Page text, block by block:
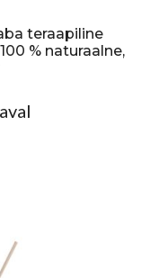
teraapiline
% naturaalne,